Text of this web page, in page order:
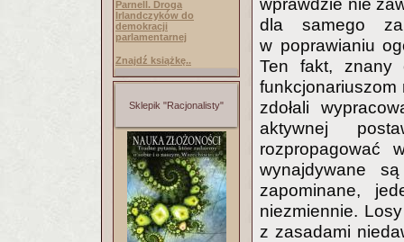
Parnell. Droga
Irlandczyków do
demokracji
parlamentarnej
Znajdź książkę..
Sklepik "Racjonalisty"
wprawdzie nie
dla samego
w poprawianiu
Ten fakt, znany
zdołali
aktywnej
rozpropagować
wynajdywane
zapominane,
niezmiennie.
z zasadami